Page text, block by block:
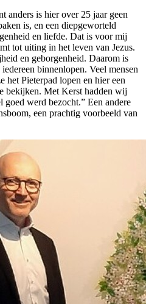
anders is hier over 25 jaar geen
is, en een diepgeworteld
en liefde. Dat is voor mij
tot uiting in het leven van Jezus.
en geborgenheid. Daarom is
binnenlopen. Veel mensen
het Pieterpad lopen en hier een
bekijken. Met Kerst hadden wij
goed werd bezocht.” Een andere
een prachtig voorbeeld van